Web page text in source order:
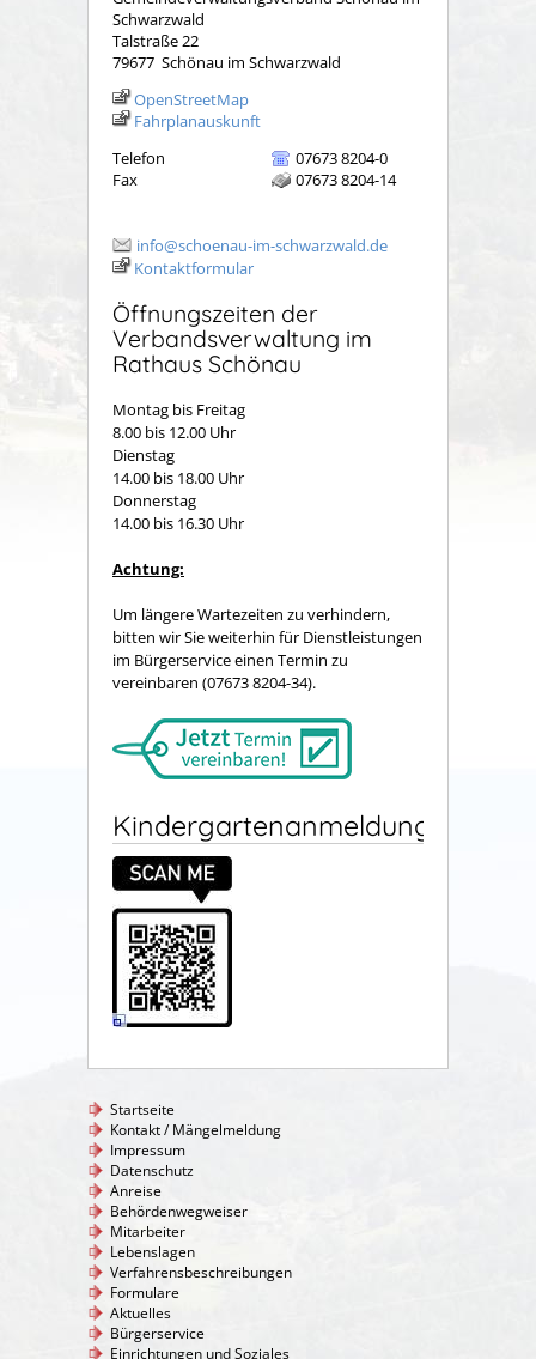
Schwarzwald
Talstraße 22
79677 Schönau im Schwarzwald
OpenStreetMap
Fahrplanauskunft
Telefon
07673 8204-0
Fax
07673 8204-14
info@schoenau-im-schwarzwald.de
Kontaktformular
Öffnungszeiten der
Verbandsverwaltung im
Rathaus Schönau
Montag bis Freitag
8.00 bis 12.00 Uhr
Dienstag
14.00 bis 18.00 Uhr
Donnerstag
14.00 bis 16.30 Uhr
Achtung:
Um längere Wartezeiten zu verhindern,
bitten wir Sie weiterhin für Dienstleistungen
im Bürgerservice einen Termin zu
vereinbaren (07673 8204-34).
Kindergartenanmeldung
Startseite
Kontakt / Mängelmeldung
Impressum
Datenschutz
Anreise
Behördenwegweiser
Mitarbeiter
Lebenslagen
Verfahrensbeschreibungen
Formulare
Aktuelles
Bürgerservice
Einrichtungen und Soziales